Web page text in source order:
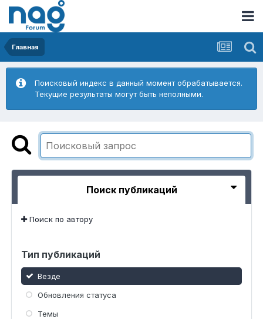
Главная
Поисковый индекс в данный момент обрабатывается.
Текущие результаты могут быть неполными.
Поиск публикаций
Поиск по автору
Тип публикаций
Везде
Обновления статуса
Темы